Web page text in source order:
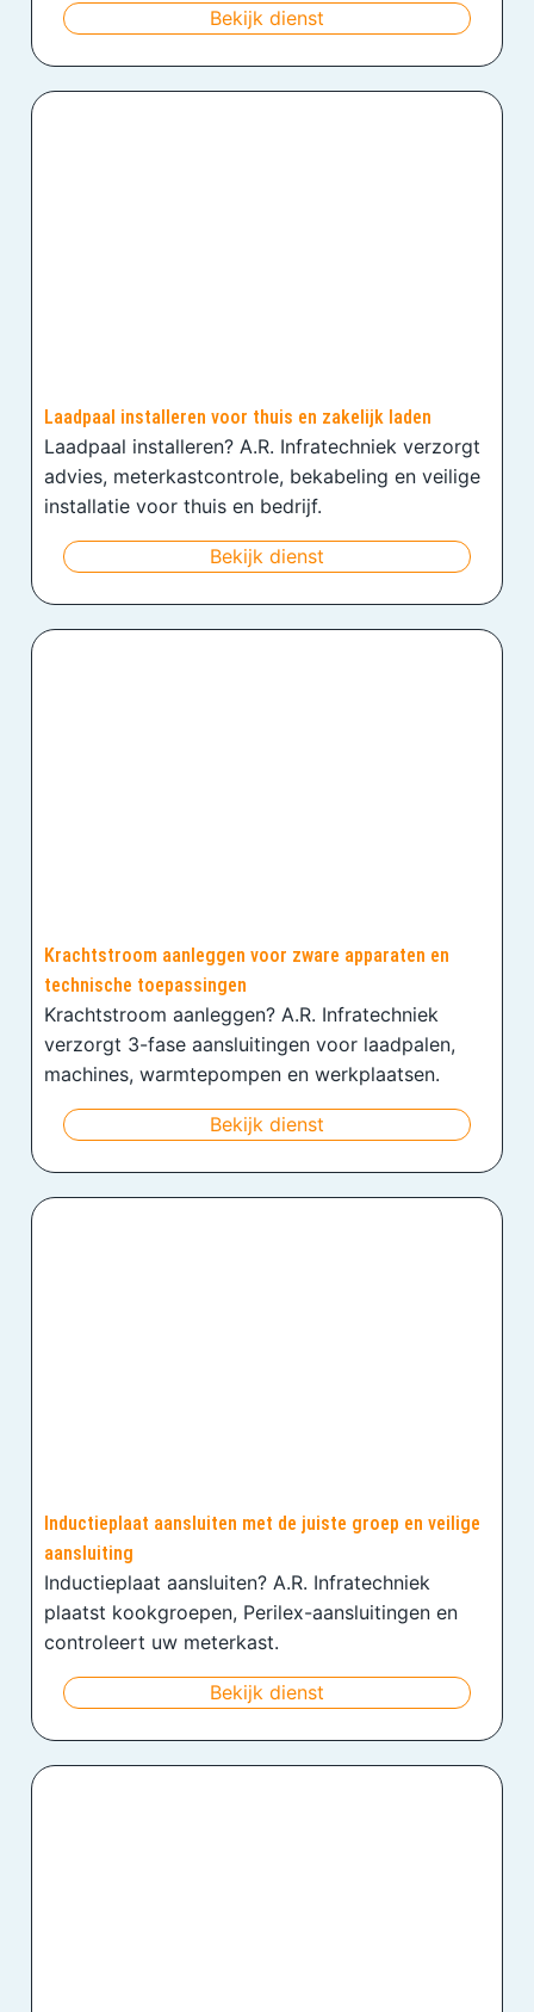
Bekijk dienst
Laadpaal installeren voor thuis en zakelijk laden
Laadpaal installeren? A.R. Infratechniek verzorgt
advies, meterkastcontrole, bekabeling en veilige
installatie voor thuis en bedrijf.
Bekijk dienst
Krachtstroom aanleggen voor zware apparaten en
technische toepassingen
Krachtstroom aanleggen? A.R. Infratechniek
verzorgt 3-fase aansluitingen voor laadpalen,
machines, warmtepompen en werkplaatsen.
Bekijk dienst
Inductieplaat aansluiten met de juiste groep en veilige
aansluiting
Inductieplaat aansluiten? A.R. Infratechniek
plaatst kookgroepen, Perilex-aansluitingen en
controleert uw meterkast.
Bekijk dienst